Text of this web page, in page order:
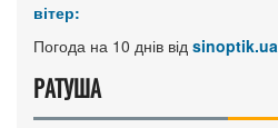
вітер:
Погода на 10 днів від sinoptik.ua
РАТУША